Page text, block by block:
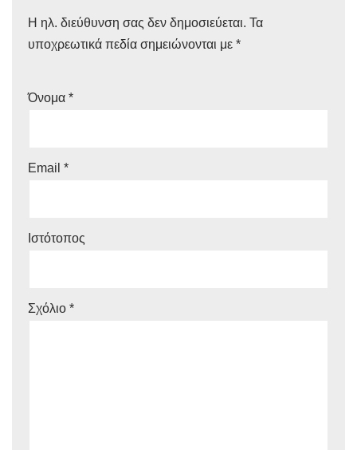
Η ηλ. διεύθυνση σας δεν δημοσιεύεται. Τα
υποχρεωτικά πεδία σημειώνονται με *
Όνομα *
Email *
Ιστότοπος
Σχόλιο *